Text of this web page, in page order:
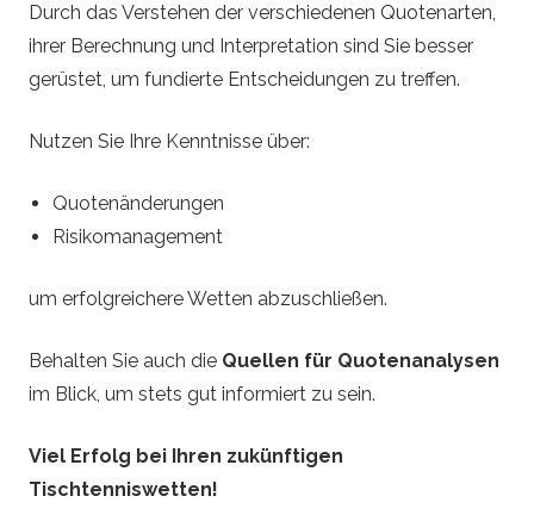
Durch das Verstehen der verschiedenen Quotenarten,
ihrer Berechnung und Interpretation sind Sie besser
gerüstet, um fundierte Entscheidungen zu treffen.
Nutzen Sie Ihre Kenntnisse über:
Quotenänderungen
Risikomanagement
um erfolgreichere Wetten abzuschließen.
Behalten Sie auch die Quellen für Quotenanalysen
im Blick, um stets gut informiert zu sein.
Viel Erfolg bei Ihren zukünftigen
Tischtenniswetten!